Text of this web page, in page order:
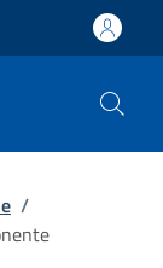
/